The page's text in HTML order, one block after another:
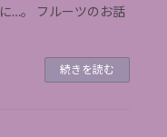
…。 フルーツのお話
続きを読む